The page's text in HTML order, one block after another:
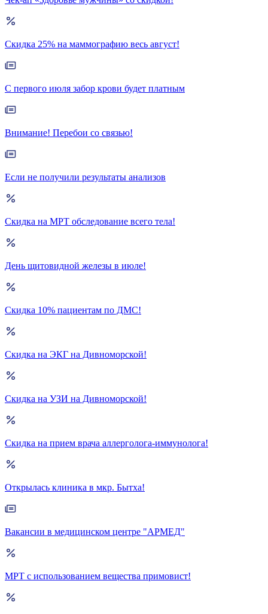
Скидка 25% на маммографию весь август!
С первого июля забор крови будет платным
Внимание! Перебои со связью!
Если не получили результаты анализов
Скидка на МРТ обследование всего тела!
День щитовидной железы в июле!
Скидка 10% пациентам по ДМС!
Скидка на ЭКГ на Дивноморской!
Скидка на УЗИ на Дивноморской!
Скидка на прием врача аллерголога-иммунолога!
Открылась клиника в мкр. Бытха!
Вакансии в медицинском центре "АРМЕД"
МРТ с использованием вещества примовист!